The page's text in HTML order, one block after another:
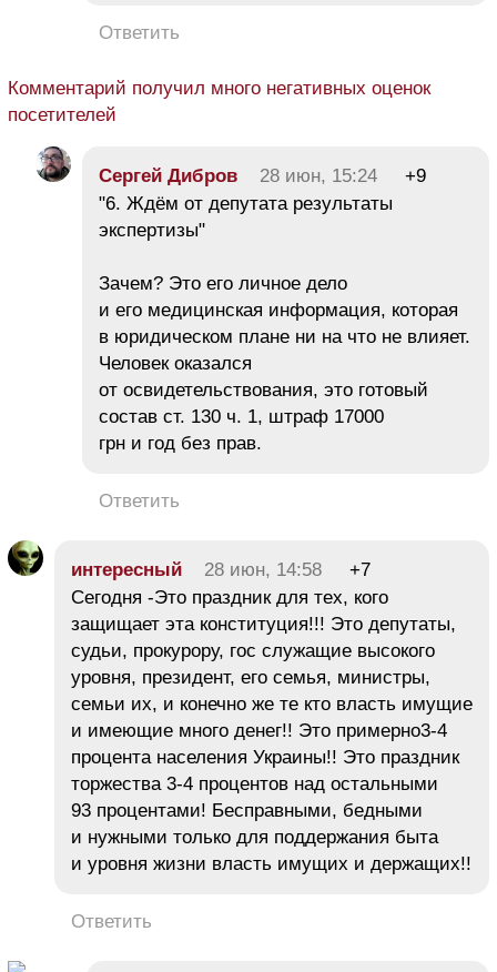
Ответить
Комментарий получил много негативных оценок
посетителей
Сергей Дибров 28 июн, 15:24
+9
"6. Ждём от депутата результаты
экспертизы"
Зачем? Это его личное дело
и его медицинская информация, которая
в юридическом плане ни на что не влияет.
Человек оказался
от освидетельствования, это готовый
состав ст. 130 ч. 1, штраф 17000
грн и год без прав.
Ответить
интересный 28 июн, 14:58
+7
Сегодня -Это праздник для тех, кого
защищает эта конституция!!! Это депутаты,
судьи, прокурору, гос служащие высокого
уровня, президент, его семья, министры,
семьи их, и конечно же те кто власть имущие
и имеющие много денег!! Это примерно3-4
процента населения Украины!! Это праздник
торжества 3-4 процентов над остальными
93 процентами! Бесправными, бедными
и нужными только для поддержания быта
и уровня жизни власть имущих и держащих!!
Ответить